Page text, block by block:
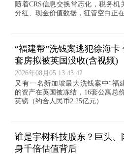
随着CRS信息交换常态化，税务
分红、现金价值数据，征管空白正
“福建帮”洗钱案逃犯徐海卡
套房拟被英国没收(含视频)
2026年08月05 13:43:42
又有一名新加坡最大洗钱案中“福
的资产在英国被冻结，16套公寓总
英镑（约合人民币2.25亿元）
谁是宇树科技股东？巨头、
身千倍估值背后